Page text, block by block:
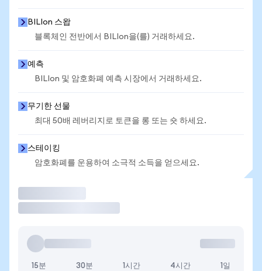
BILIon 스왑
블록체인 전반에서 BILIon을(를) 거래하세요.
예측
BILIon 및 암호화폐 예측 시장에서 거래하세요.
무기한 선물
최대 50배 레버리지로 토큰을 롱 또는 숏 하세요.
스테이킹
암호화폐를 운용하여 소극적 소득을 얻으세요.
15분 30분 1시간 4시간 1일